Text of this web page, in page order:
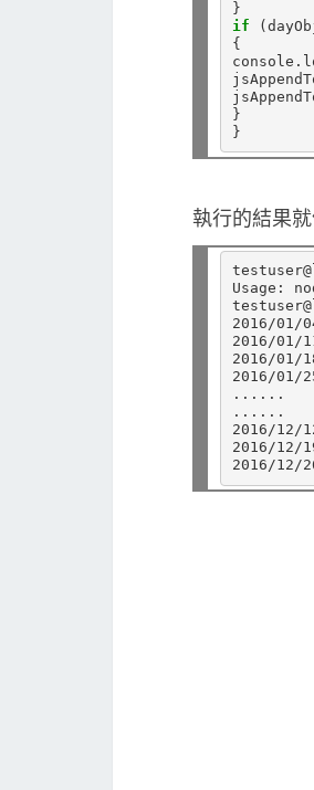
if
{
}
執行的結果
Usage:
2016/01/
2016/01/
2016/01/
2016/01/
......
......
2016/12/
2016/12/